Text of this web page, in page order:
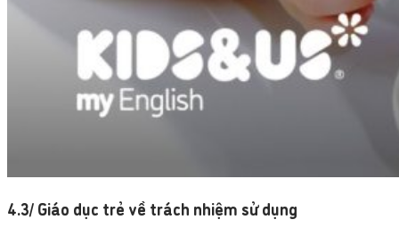
4.3/ Giáo dục trẻ về trách nhiệm sử dụng